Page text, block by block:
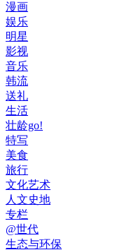
漫画
娱乐
明星
影视
音乐
韩流
送礼
生活
壮龄go!
特写
美食
旅行
文化艺术
人文史地
专栏
@世代
生态与环保